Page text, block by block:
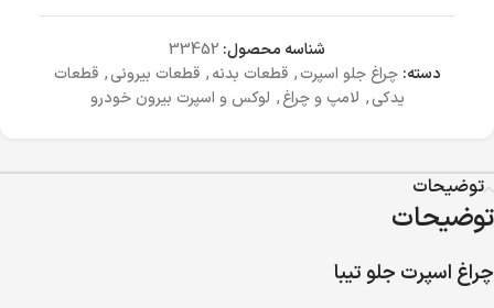
شناسه محصول: 33452
دسته: چراغ جلو اسپرت, قطعات بدنه, قطعات بیرونی, قطعات
یدکی, لامپ و چراغ, لوکس و اسپرت بیرون خودرو
توضیحات
توضیحات
چراغ اسپرت جلو تیبا